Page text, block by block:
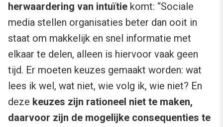
herwaardering van intuïtie komt: “Sociale
media stellen organisaties beter dan ooit in
staat om makkelijk en snel informatie met
elkaar te delen, alleen is hiervoor vaak geen
tijd. Er moeten keuzes gemaakt worden: wat
lees ik wel, wat niet, wie volg ik, wie niet? En
deze keuzes zijn rationeel niet te maken,
daarvoor zijn de mogelijke consequenties te